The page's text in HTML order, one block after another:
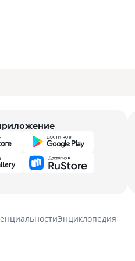
Энциклопедия